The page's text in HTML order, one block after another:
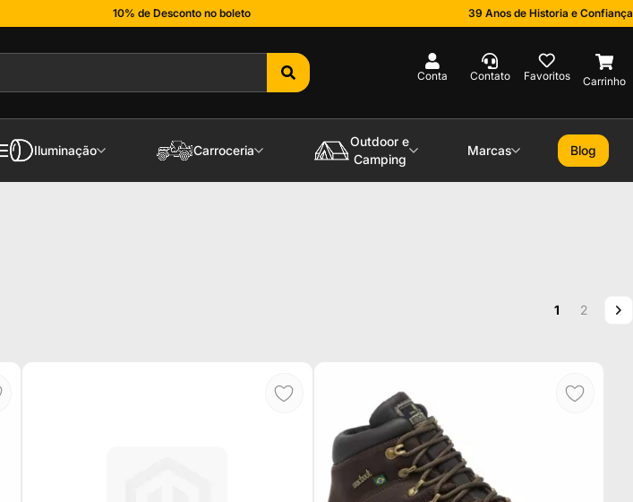
10% de Desconto no boleto
39 Anos de Historia e Confiança
Iluminação Carroceria
Outdoor e
Camping
Marcas Blog
Página
Você esta
1 Página
2